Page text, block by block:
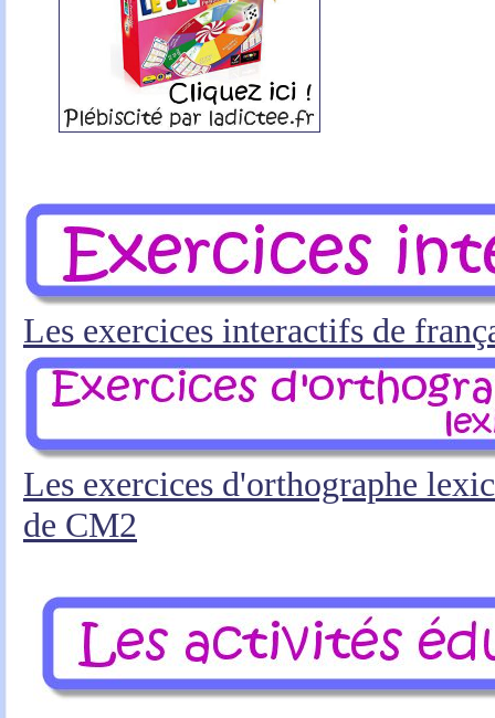
Les exercices interactifs de
Les exercices d'orthographe
de CM2